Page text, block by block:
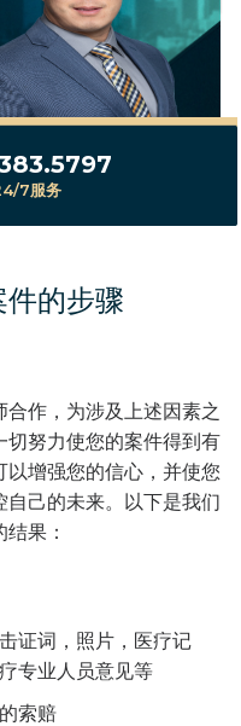
7服务
的步骤
作，为涉及上述因素之
努力使您的案件得到有
增强您的信心，并使您
己的未来。以下是我们
果：
证词，照片，医疗记
专业人员意见等
索赔